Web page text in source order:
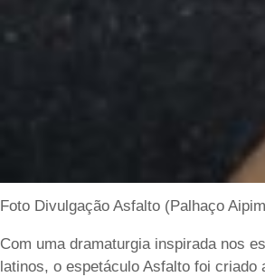
Foto Divulgação Asfalto (Palhaço
Com uma dramaturgia inspirada nos
latinos, o espetáculo Asfalto foi criado